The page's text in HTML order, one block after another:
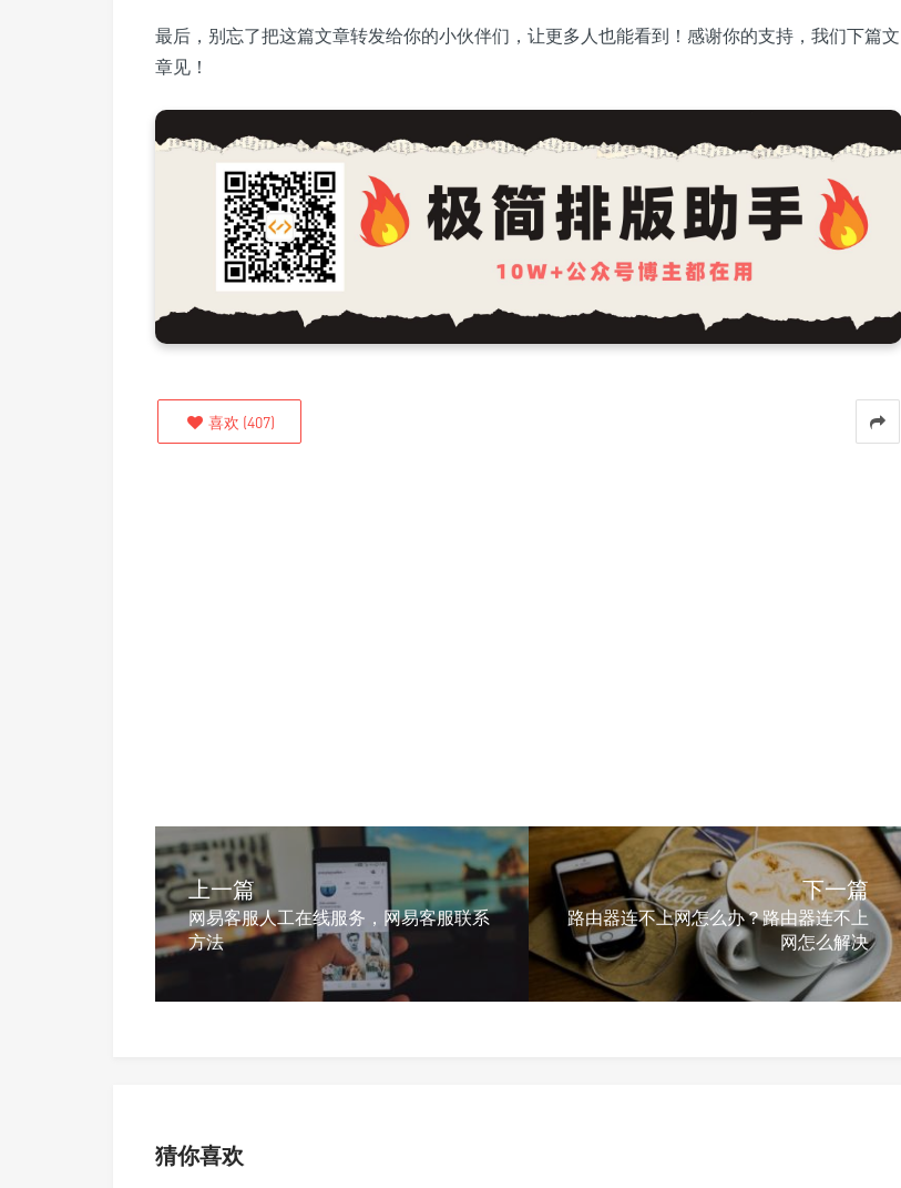
最后，别忘了把这篇文章转发给你的小伙伴们，让更多人也能看到！感谢你的支持，我们下篇文
章见！
喜欢 (407)
上一篇
网易客服人工在线服务，网易客服联系
方法
下一篇
路由器连不上网怎么办？路由器连不上
网怎么解决
猜你喜欢